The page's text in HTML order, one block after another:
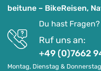
beitune – BikeReisen,
Du hast Fragen?
Ruf uns an:
+49 (0)7662
Montag, Dienstag &